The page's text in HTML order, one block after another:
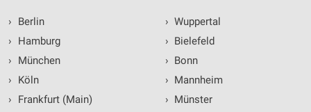
›
Berlin
›
Hamburg
›
München
›
Köln
›
Frankfurt (Main)
› Wuppertal
› Bielefeld
› Bonn
› Mannheim
› Münster